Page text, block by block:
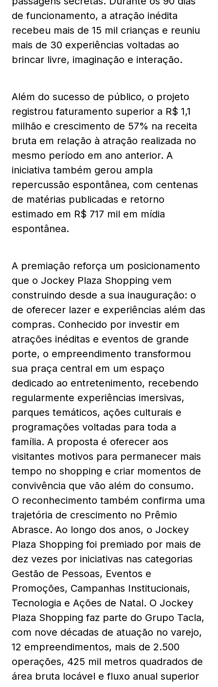
de funcionamento, a atração inédita
recebeu mais de 15 mil crianças e reuniu
mais de 30 experiências voltadas ao
brincar livre, imaginação e interação.
Além do sucesso de público, o projeto
registrou faturamento superior a R$ 1,1
milhão e crescimento de 57% na receita
bruta em relação à atração realizada no
mesmo período em ano anterior. A
iniciativa também gerou ampla
repercussão espontânea, com centenas
de matérias publicadas e retorno
estimado em R$ 717 mil em mídia
espontânea.
A premiação reforça um posicionamento
que o Jockey Plaza Shopping vem
construindo desde a sua inauguração: o
de oferecer lazer e experiências além das
compras. Conhecido por investir em
atrações inéditas e eventos de grande
porte, o empreendimento transformou
sua praça central em um espaço
dedicado ao entretenimento, recebendo
regularmente experiências imersivas,
parques temáticos, ações culturais e
programações voltadas para toda a
família. A proposta é oferecer aos
visitantes motivos para permanecer mais
tempo no shopping e criar momentos de
convivência que vão além do consumo.
O reconhecimento também confirma uma
trajetória de crescimento no Prêmio
Abrasce. Ao longo dos anos, o Jockey
Plaza Shopping foi premiado por mais de
dez vezes por iniciativas nas categorias
Gestão de Pessoas, Eventos e
Promoções, Campanhas Institucionais,
Tecnologia e Ações de Natal. O Jockey
Plaza Shopping faz parte do Grupo Tacla,
com nove décadas de atuação no varejo,
12 empreendimentos, mais de 2.500
operações, 425 mil metros quadrados de
área bruta locável e fluxo anual superior